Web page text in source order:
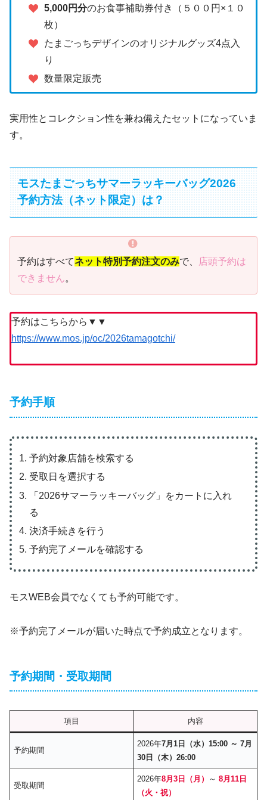
5,000円分のお食事補助券付き（５００円×１０
枚）
たまごっちデザインのオリジナルグッズ4点入
り
数量限定販売
実用性とコレクション性を兼ね備えたセットになっていま
す。
モスたまごっちサマーラッキーバッグ2026
予約方法（ネット限定）は？
予約はすべてネット特別予約注文のみで、
店頭予約は
できません。
予約はこちらから▼▼
https://www.mos.jp/oc/2026tamagotchi/
予約手順
予約対象店舗を検索する
受取日を選択する
「2026サマーラッキーバッグ」をカートに入れ
る
決済手続きを行う
予約完了メールを確認する
モスWEB会員でなくても予約可能です。
※予約完了メールが届いた時点で予約成立となります。
予約期間・受取期間
項目 内容
予約期間
2026年7月1日（水）15:00 ～ 7月
30日（木）26:00
受取期間
2026年8月3日（月） ～ 8月11日
（火・祝）